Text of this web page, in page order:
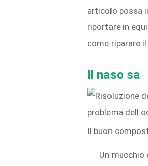
articolo possa
riportare in
come riparare
Il naso sa
Il buon
Un mucchio